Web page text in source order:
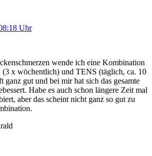
Uhr
wende ich eine Kombination
(3 x wöchentlich) und TENS (täglich, ca. 10
ganz gut und bei mir hat sich das gesamte
Habe es auch schon längere Zeit mal
aber das scheint nicht ganz so gut zu